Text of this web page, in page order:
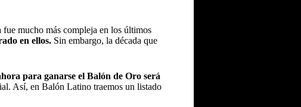
fue mucho más compleja en los últimos
en ellos. Sin embargo, la década que
para ganarse el Balón de Oro será
Así, en Balón Latino traemos un listado